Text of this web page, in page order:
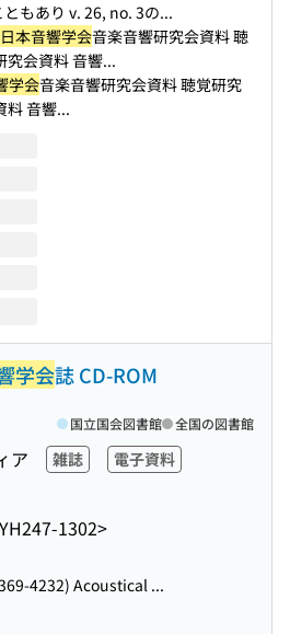
もあり v. 26, no. 3の...
日本音響学会音楽音響研究会資料 聴
究会資料 音響...
学会音楽音響研究会資料 聴覚研究
料 音響...
学会誌 CD-ROM
ア 雑誌
電子資料
1302>
国立国会図書館 全国の図書館
4232) Acoustical ...